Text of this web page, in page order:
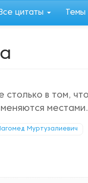
Все цитаты Темы
столько в том,
местами.
Муртузалиевич